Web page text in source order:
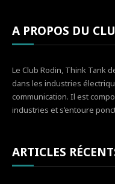
A PROPOS DU
Le Club Rodin, Think Tank
dans les industries
communication. Il est
industries et s’entoure
ARTICLES